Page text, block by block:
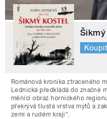
Koupit
Románová kronika ztraceného
Lednická předkládá do značné
měnící obraz hornického
překrývá tlustá vrstva mýtů a
zemi a rudém kraji“.